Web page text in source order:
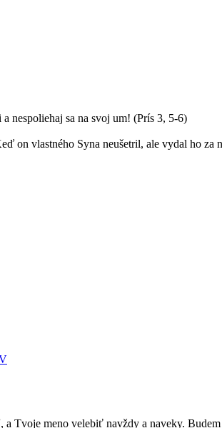
nespoliehaj sa na svoj um! (Prís 3, 5-6)
on vlastného Syna neušetril, ale vydal ho
Tvoje meno velebiť navždy a naveky.